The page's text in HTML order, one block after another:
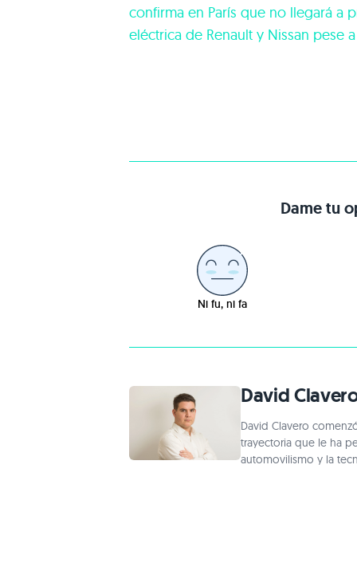
confirma en París que no llegará a
eléctrica de Renault y Nissan pese
Dame tu
Ni fu, ni fa
David
David Clavero
trayectoria que le ha
automovilismo y la